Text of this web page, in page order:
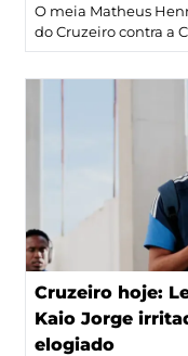
O meia Matheus
do Cruzeiro contra a
Cruzeiro hoje:
Kaio Jorge
elogiado